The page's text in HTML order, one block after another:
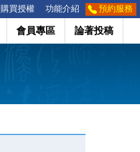
購買授權 功能介紹 預約服務
會員專區 論著投稿